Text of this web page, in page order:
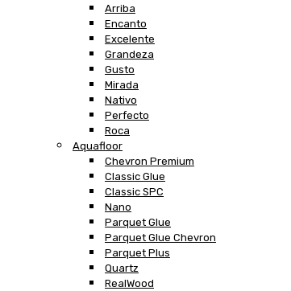
Arriba
Encanto
Excelente
Grandeza
Gusto
Mirada
Nativo
Perfecto
Roca
Aquafloor
Chevron Premium
Classic Glue
Classic SPC
Nano
Parquet Glue
Parquet Glue Chevron
Parquet Plus
Quartz
RealWood